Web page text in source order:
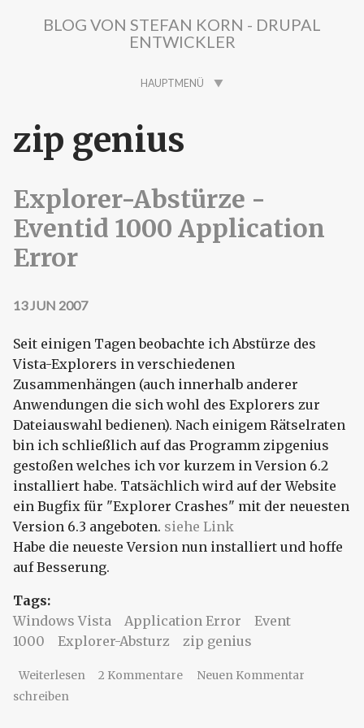
BLOG VON STEFAN KORN - DRUPAL
ENTWICKLER
HAUPTMENÜ
zip genius
Explorer-Abstürze -
Eventid 1000 Application
Error
13 JUN 2007
Seit einigen Tagen beobachte ich Abstürze des
Vista-Explorers in verschiedenen
Zusammenhängen (auch innerhalb anderer
Anwendungen die sich wohl des Explorers zur
Dateiauswahl bedienen). Nach einigem Rätselraten
bin ich schließlich auf das Programm zipgenius
gestoßen welches ich vor kurzem in Version 6.2
installiert habe. Tatsächlich wird auf der Website
ein Bugfix für "Explorer Crashes" mit der neuesten
Version 6.3 angeboten. siehe Link
Habe die neueste Version nun installiert und hoffe
auf Besserung.
Tags:
Windows Vista
Application Error
Event
1000
Explorer-Absturz zip genius
Weiterlesen über Explorer-Abstürze - Eventid 1000
2 Kommentare
Neuen Kommentar
schreiben